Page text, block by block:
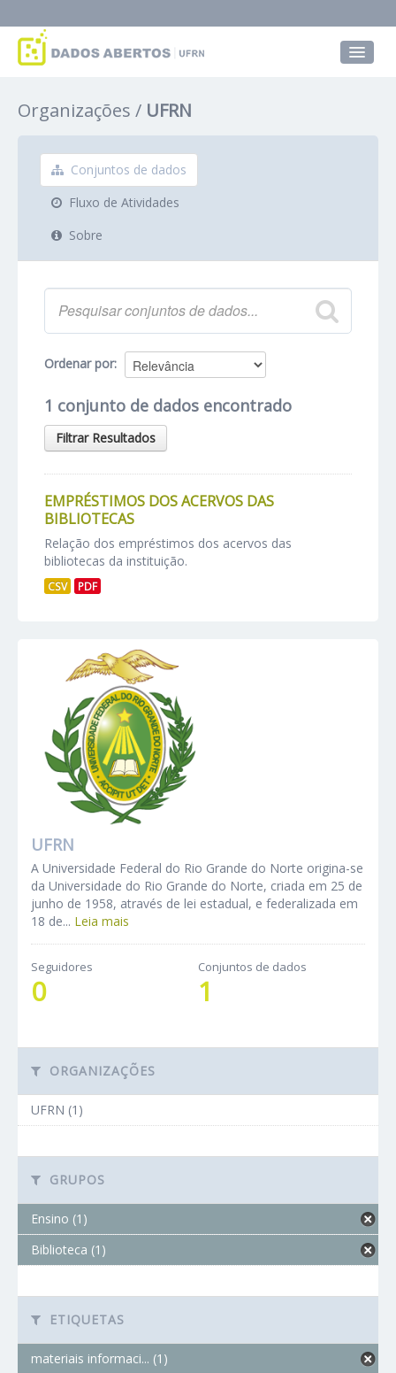
Grupos
Sobre
Organizações UFRN
Conjuntos de dados
Fluxo de Atividades
Sobre
Ordenar por
1 conjunto de dados encontrado
Filtrar Resultados
EMPRÉSTIMOS DOS ACERVOS DAS
BIBLIOTECAS
Relação dos empréstimos dos acervos das
bibliotecas da instituição.
CSV PDF
UFRN
A Universidade Federal do Rio Grande do Norte origina-se
da Universidade do Rio Grande do Norte, criada em 25 de
junho de 1958, através de lei estadual, e federalizada em
18 de... Leia mais
Seguidores
0
Conjuntos de dados
1
ORGANIZAÇÕES
UFRN (1)
GRUPOS
Ensino (1)
Biblioteca (1)
ETIQUETAS
materiais informaci... (1)